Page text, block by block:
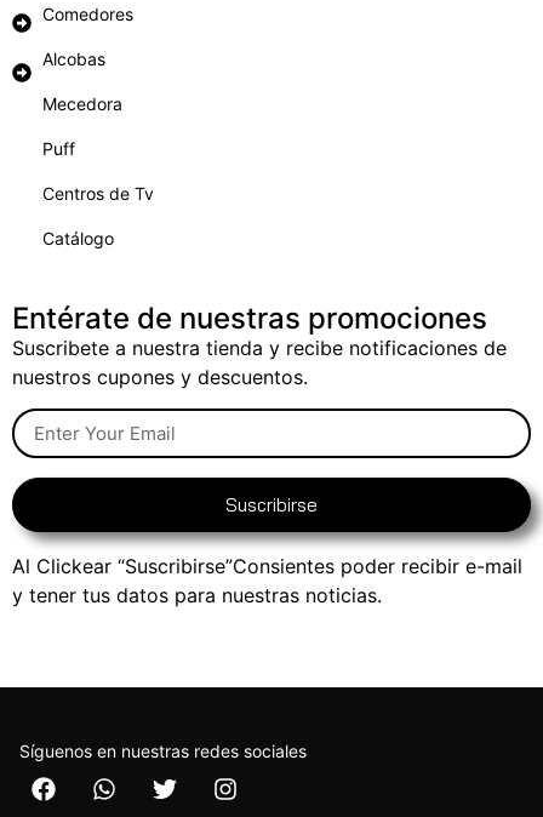
Comedores
Alcobas
Mecedora
Puff
Centros de Tv
Catálogo
Entérate de nuestras promociones
Suscribete a nuestra tienda y recibe notificaciones de
nuestros cupones y descuentos.
Suscribirse
Al Clickear “Suscribirse”Consientes poder recibir e-mail
y tener tus datos para nuestras noticias.
Síguenos en nuestras redes sociales